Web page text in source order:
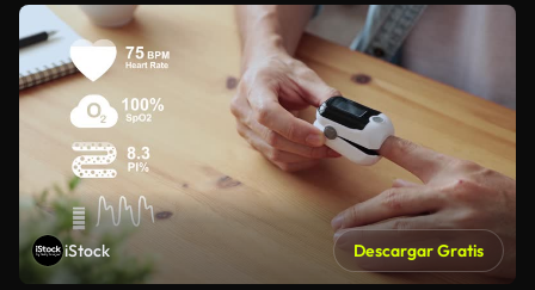
iStock Descargar Gratis